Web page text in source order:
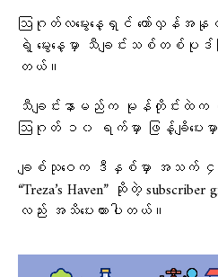
ဩဂုတ်လမွေးနေ့ရှင် တော်လှန်အ
ရဲ့ မွေးနေ့မှာ သီချင်းသစ်တစ်ပုဒ်
တယ်။
သီချင်းနာမည်က မုန်တိုင်းထဲက လိ
ဩဂုတ် ၁၀ ရက်မှာ ဖြန့်ချိပေးမှာ
ချစ်သုဝေက ဒီနှစ်မှာ အသက် ၄၂
“Treza’s Haven” ဆိုတဲ့ subscriber
လည်း အသိပေးထားပါတယ်။